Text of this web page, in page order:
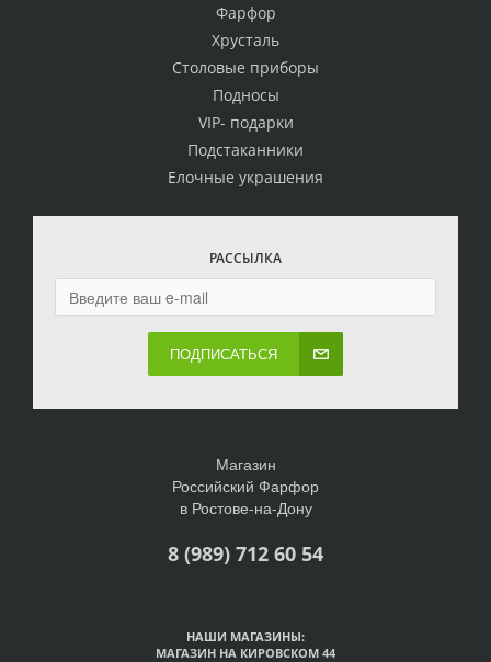
Фарфор
Хрусталь
Столовые приборы
Подносы
VIP- подарки
Подстаканники
Елочные украшения
РАССЫЛКА
ПОДПИСАТЬСЯ
Магазин
Российский Фарфор
в Ростове-на-Дону
8 (989) 712 60 54
НАШИ МАГАЗИНЫ:
МАГАЗИН НА КИРОВСКОМ 44